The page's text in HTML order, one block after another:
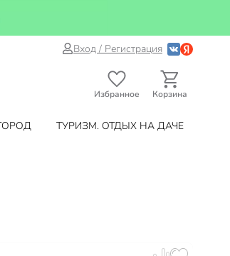
Вход / Регистрация
Избранное Корзина
ТУРИЗМ. ОТДЫХ НА ДАЧЕ